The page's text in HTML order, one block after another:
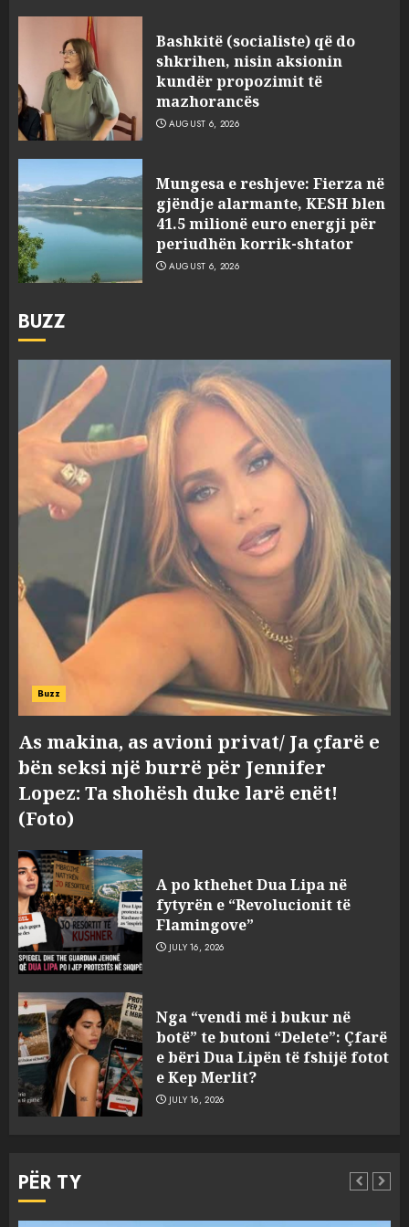
Bashkitë (socialiste) që do
shkrihen, nisin aksionin
kundër propozimit të
mazhorancës
AUGUST 6, 2026
Mungesa e reshjeve: Fierza në
gjëndje alarmante, KESH blen
41.5 milionë euro energji për
periudhën korrik-shtator
AUGUST 6, 2026
BUZZ
Buzz
As makina, as avioni privat/ Ja çfarë e
bën seksi një burrë për Jennifer
Lopez: Ta shohësh duke larë enët!
(Foto)
A po kthehet Dua Lipa në
fytyrën e “Revolucionit të
Flamingove”
JULY 16, 2026
Nga “vendi më i bukur në
botë” te butoni “Delete”: Çfarë
e bëri Dua Lipën të fshijë fotot
e Kep Merlit?
JULY 16, 2026
PËR TY
3
shkrihen, nisin aksionin
kundër propozimit të
mazhorancës
AUGUST 6, 2026
41.5 milionë euro energji për
AUGUST 6, 2026